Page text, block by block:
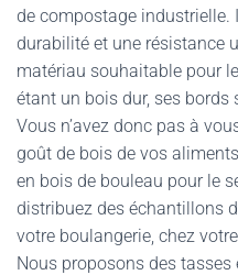
de compostage industrielle.
durabilité et une résistance
matériau souhaitable pour
étant un bois dur, ses
Vous n’avez donc pas à
goût de bois de vos
en bois de bouleau pour le
distribuez des échantillons
votre boulangerie, chez
Nous proposons des